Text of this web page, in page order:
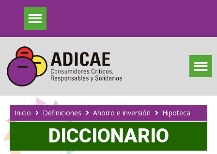
Inicio Definiciones Ahorro e inversión Hipoteca
DICCIONARIO